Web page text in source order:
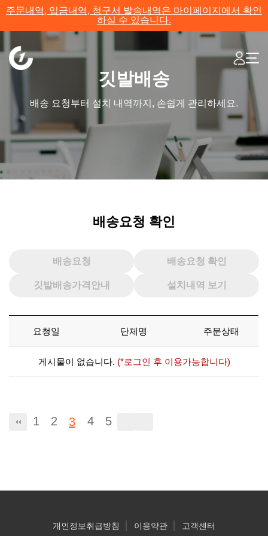
주문내역, 입금내역, 청구서 발송내역은 마이페이지에서 확인
하실 수 있습니다.
깃발배송
배송 요청부터 설치 내역까지, 손쉽게 관리하세요.
배송요청 확인
배송요청 배송요청 확인
깃발배송가격안내 설치내역 보기
요청일 단체명 주문상태
게시물이 없습니다. (*로그인 후 이용가능합니다)
1 2 3 4 5
개인정보취급방침 이용약관 고객센터